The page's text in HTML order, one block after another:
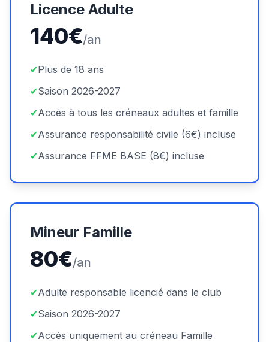
Licence Adulte
140€/an
✔Plus de 18 ans
✔Saison 2026-2027
✔Accès à tous les créneaux adultes et famille
✔Assurance responsabilité civile (6€) incluse
✔Assurance FFME BASE (8€) incluse
Mineur Famille
80€/an
✔Adulte responsable licencié dans le club
✔Saison 2026-2027
✔Accès uniquement au créneau Famille